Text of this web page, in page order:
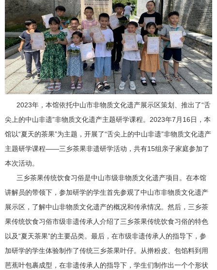
2023年，本馆依托中山市非物质文化遗产展示区策划、推出了“舌
尖上的中山非遗”非物质文化遗产主题研学课程。2023年7月16日，本
馆以“夏天的茶果”为主题，开展了“舌尖上的中山非遗”非物质文化遗产
主题研学课程——三乡茶果非遗研学活动，共有15组亲子家庭参加了
本次活动。
三乡茶果传统饮食习俗是中山市级非物质文化遗产项目。在本馆
讲解员的带领下，参加研学的学生首先参观了中山市非物质文化遗产
展示区，了解中山非物质文化遗产的概况和传承情况。然后，三乡茶
果传统饮食习俗市级非遗传承人介绍了三乡茶果传统饮食习俗的特色
以及“夏天茶果”的主要品类。最后，在市级非遗传承人的指导下，参
加研学的学生体验制作了传统三乡茶果叶仔。从擀粉皮、包馅料到用
芭蕉叶包裹成型，在非遗传承人的指导下，学生们制作出一个个形状